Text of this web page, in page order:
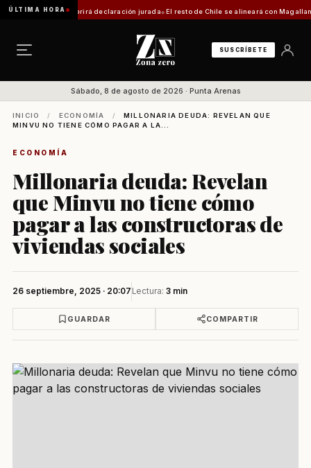
ÚLTIMA HORA
requerirá declaración jurada El resto de Chile se alineará con Magallanes:
SUSCRÍBETE
Sábado, 8 de agosto de 2026 · Punta Arenas
INICIO / ECONOMÍA /
MILLONARIA DEUDA: REVELAN QUE
MINVU NO TIENE CÓMO PAGAR A LA...
ECONOMÍA
Millonaria deuda: Revelan
que Minvu no tiene cómo
pagar a las constructoras de
viviendas sociales
26 septiembre, 2025 · 20:07 Lectura: 3 min
GUARDAR COMPARTIR